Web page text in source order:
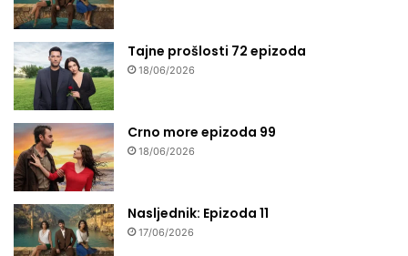
Tajne prošlosti 72 epizoda
18/06/2026
Crno more epizoda 99
18/06/2026
Nasljednik: Epizoda 11
17/06/2026